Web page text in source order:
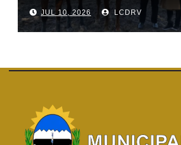
JUL 10, 2026 LCDRV